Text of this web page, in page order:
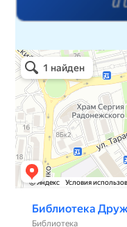
Детская библиотека №
Библиотека в